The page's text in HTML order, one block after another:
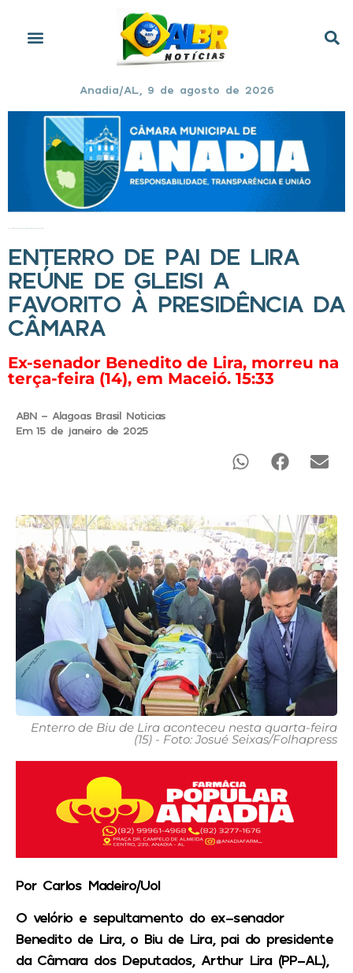
Anadia/AL, 9 de agosto de 2026
ENTERRO DE PAI DE LIRA
REÚNE DE GLEISI A
FAVORITO À PRESIDÊNCIA DA
CÂMARA
Ex-senador Benedito de Lira, morreu na
terça-feira (14), em Maceió. 15:33
ABN - Alagoas Brasil Noticias
Em 15 de janeiro de 2025
Enterro de Biu de Lira aconteceu nesta quarta-feira
(15) - Foto: Josué Seixas/Folhapress
Por Carlos Madeiro/Uol
O velório e sepultamento do ex-senador
Benedito de Lira, o Biu de Lira, pai do presidente
da Câmara dos Deputados, Arthur Lira (PP-AL),